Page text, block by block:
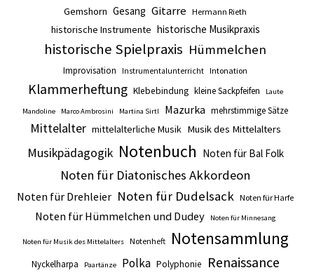
Gemshorn Gesang Gitarre Hermann Rieth
historische Instrumente historische Musikpraxis
historische Spielpraxis Hümmelchen
Improvisation Instrumentalunterricht Intonation
Klammerheftung Klebebindung kleine Sackpfeifen Laute
Mandoline Marco Ambrosini Martina Sirtl Mazurka mehrstimmige Sätze
Mittelalter mittelalterliche Musik Musik des Mittelalters
Musikpädagogik Notenbuch Noten für Bal Folk
Noten für Diatonisches Akkordeon
Noten für Drehleier Noten für Dudelsack Noten für Harfe
Noten für Hümmelchen und Dudey Noten für Minnesang
Noten für Musik des Mittelalters Notenheft Notensammlung
Nyckelharpa Paartänze Polka Polyphonie Renaissance